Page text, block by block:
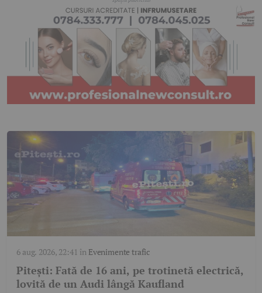
6 aug. 2026, 22:41 în Evenimente trafic
Pitești: Fată de 16 ani, pe trotinetă electrică,
lovită de un Audi lângă Kaufland